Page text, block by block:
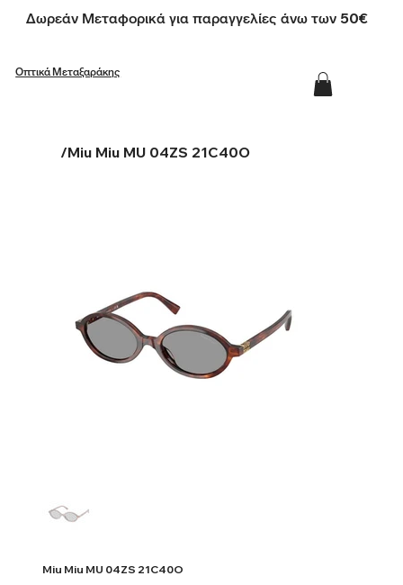
Δωρεάν Μεταφορικά για παραγγελίες άνω των 50€
Οπτικά Μεταξαράκης
/Miu Miu MU 04ZS 21C40O
Miu Miu MU 04ZS 21C40O